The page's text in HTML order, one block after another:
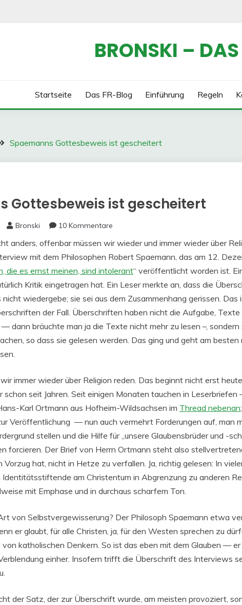
BRONSKI –
Startseite Das FR-Blog Einführung Regeln
Spaemanns Gottesbeweis ist gescheitert
Gottesbeweis ist gescheitert
Bronski 10 Kommentare
anders, offenbar müssen wir wieder und immer wieder über
mit dem Philosophen Robert Spaemann, das am 12.
die es ernst meinen, sind intolerant“ veröffentlicht worden ist.
Kritik eingetragen hat. Ein Leser merkte an, dass die
wiedergebe; sie sei aus dem Zusammenhang gerissen. Das
der Fall. Überschriften haben nicht die Aufgabe, Texte
dann bräuchte man ja die Texte nicht mehr zu lesen –, sondern
so dass sie gelesen werden. Das ging und geht am besten
immer wieder über Religion reden. Das beginnt nicht erst
schon seit Jahren. Seit einigen Monaten tauchen in Leserbriefen
Karl Ortmann aus Hofheim-Wildsachsen im Thread nebenan
Veröffentlichung — nun auch vermehrt Forderungen auf, man
stellen und die Hilfe für „unsere Glaubensbrüder und -
forcieren. Der Brief von Herrn Ortmann steht also
Vorzug hat, nicht in Hetze zu verfallen. Ja, richtig gelesen: In
am Christentum in Abgrenzung zu anderen
mit Emphase und in durchaus scharfem Ton.
von Selbstvergewisserung? Der Philosoph Spaemann etwa
er glaubt, für alle Christen, ja, für den Westen sprechen zu
katholischen Denkern. So ist das eben mit dem Glauben —
einher. Insofern trifft die Überschrift des Interviews
der Satz, der zur Überschrift wurde, am meisten provoziert,